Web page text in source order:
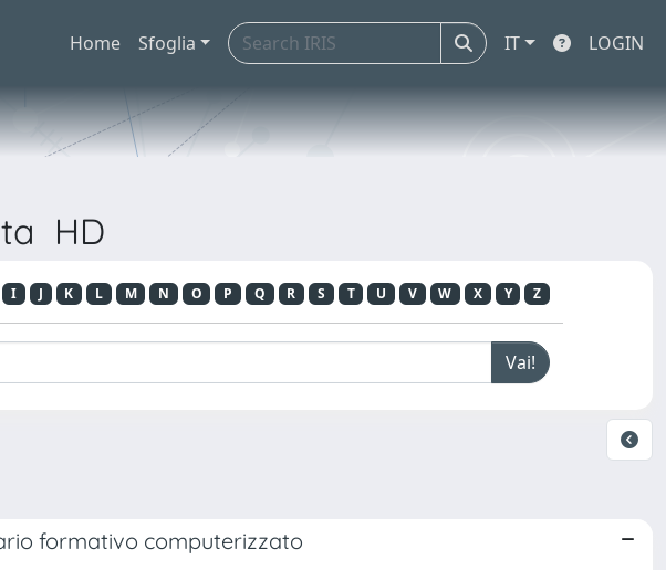
Home Sfoglia IT LOGIN
HD
I J K L M N O P Q R S T U V W X Y Z
formativo computerizzato